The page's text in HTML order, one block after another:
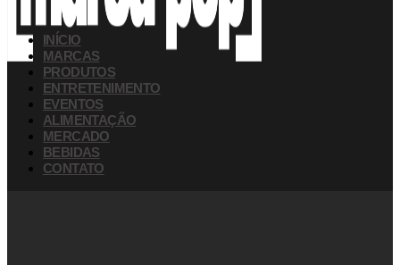
INÍCIO
MARCAS
PRODUTOS
ENTRETENIMENTO
EVENTOS
ALIMENTAÇÃO
MERCADO
BEBIDAS
CONTATO